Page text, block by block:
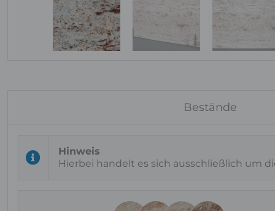
Bestände
Hierbei handelt es sich ausschließlich um